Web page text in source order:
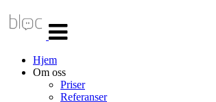
navigasjon
Hjem
Om oss
Priser
Referanser